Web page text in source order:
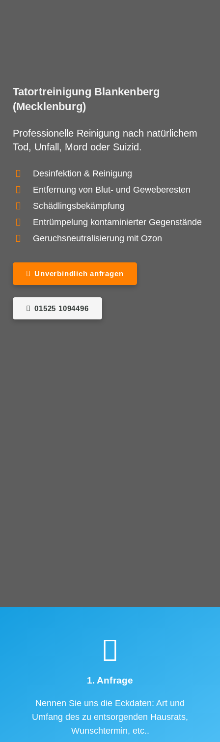
Tatortreinigung Blankenberg
(Mecklenburg)
Professionelle Reinigung nach natürlichem
Tod, Unfall, Mord oder Suizid.
Desinfektion & Reinigung
Entfernung von Blut- und Geweberesten
Schädlingsbekämpfung
Entrümpelung kontaminierter Gegenstände
Geruchsneutralisierung mit Ozon
Unverbindlich anfragen
01525 1094496
1. Anfrage
Nennen Sie uns die Eckdaten: Art und
Umfang des zu entsorgenden Hausrats,
Wunschtermin, etc..